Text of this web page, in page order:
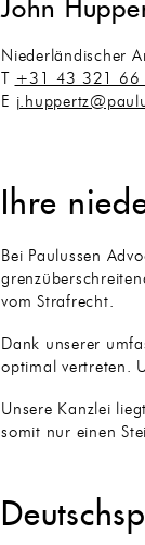
John
Niederländischer
+31 43 321 66
E
Ihre
Bei Paulussen
vom Strafrecht.
Dank unserer
optimal vertreten.
Unsere Kanzlei
somit nur einen